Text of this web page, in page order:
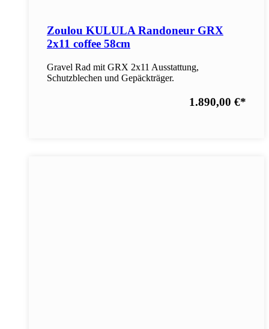
Zoulou KULULA Randoneur GRX
2x11 coffee 58cm
Gravel Rad mit GRX 2x11 Ausstattung,
Schutzblechen und Gepäckträger.
1.890,00 €*